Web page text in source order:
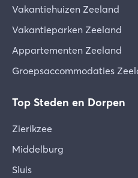
Vakantiehuizen Zeeland
Vakantieparken Zeeland
Appartementen Zeeland
Groepsaccommodaties
Top Steden en Dorpen
Zierikzee
Middelburg
Sluis